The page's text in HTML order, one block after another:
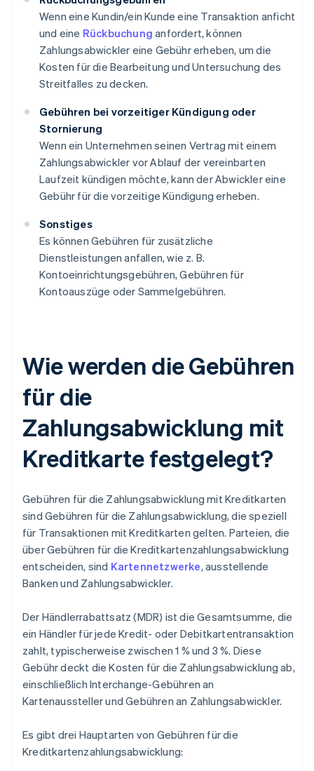
Wenn eine Kundin/ein Kunde eine Transaktion anficht
und eine Rückbuchung anfordert, können
Zahlungsabwickler eine Gebühr erheben, um die
Kosten für die Bearbeitung und Untersuchung des
Streitfalles zu decken.
Gebühren bei vorzeitiger Kündigung oder
Stornierung
Wenn ein Unternehmen seinen Vertrag mit einem
Zahlungsabwickler vor Ablauf der vereinbarten
Laufzeit kündigen möchte, kann der Abwickler eine
Gebühr für die vorzeitige Kündigung erheben.
Sonstiges
Es können Gebühren für zusätzliche
Dienstleistungen anfallen, wie z. B.
Kontoeinrichtungsgebühren, Gebühren für
Kontoauszüge oder Sammelgebühren.
Wie werden die Gebühren
für die
Zahlungsabwicklung mit
Kreditkarte festgelegt?
Gebühren für die Zahlungsabwicklung mit Kreditkarten
sind Gebühren für die Zahlungsabwicklung, die speziell
für Transaktionen mit Kreditkarten gelten. Parteien, die
über Gebühren für die Kreditkartenzahlungsabwicklung
entscheiden, sind Kartennetzwerke, ausstellende
Banken und Zahlungsabwickler.
Der Händlerrabattsatz (MDR) ist die Gesamtsumme, die
ein Händler für jede Kredit- oder Debitkartentransaktion
zahlt, typischerweise zwischen 1 % und 3 %. Diese
Gebühr deckt die Kosten für die Zahlungsabwicklung ab,
einschließlich Interchange-Gebühren an
Kartenaussteller und Gebühren an Zahlungsabwickler.
Es gibt drei Hauptarten von Gebühren für die
Kreditkartenzahlungsabwicklung: